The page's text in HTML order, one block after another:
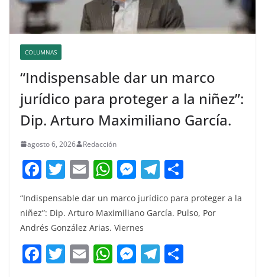
COLUMNAS
“Indispensable dar un marco
jurídico para proteger a la niñez”:
Dip. Arturo Maximiliano García.
agosto 6, 2026 Redacción
F
c
e
b
o
T
w
itt
er
E
ai
l
W
at
s
A
p
M
e
ss
e
n
g
T
e
a
m
m
“Indispensable dar un marco jurídico para proteger a la
niñez”: Dip. Arturo Maximiliano García. Pulso, Por
Andrés González Arias. Viernes
F T E W M T